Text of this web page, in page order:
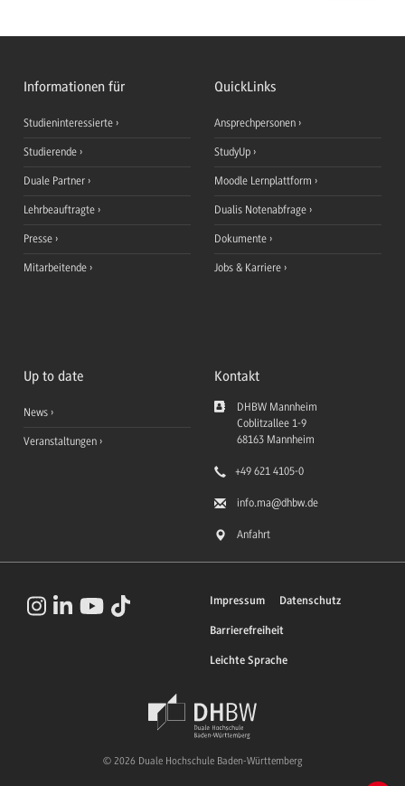
Informationen für
Studieninteressierte
Studierende
Duale Partner
Lehrbeauftragte
Presse
Mitarbeitende
QuickLinks
Ansprechpersonen
StudyUp
Moodle Lernplattform
Dualis Notenabfrage
Dokumente
Jobs & Karriere
Up to date
News
Veranstaltungen
Kontakt
DHBW Mannheim
Coblitzallee 1-9
68163 Mannheim
+49 621 4105-0
info.ma@dhbw.de
Anfahrt
Impressum Datenschutz
Barrierefreiheit
Leichte Sprache
© 2026 Duale Hochschule Baden-Württemberg